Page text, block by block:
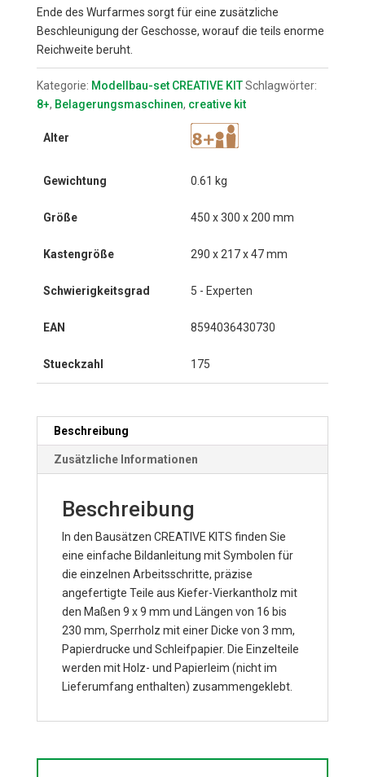
Ende des Wurfarmes sorgt für eine zusätzliche
Beschleunigung der Geschosse, worauf die teils enorme
Reichweite beruht.
Kategorie: Modellbau-set CREATIVE KIT Schlagwörter:
8+, Belagerungsmaschinen, creative kit
Alter
Gewichtung 0.61 kg
Größe 450 x 300 x 200 mm
Kastengröße 290 x 217 x 47 mm
Schwierigkeitsgrad 5 - Experten
EAN 8594036430730
Stueckzahl 175
Beschreibung
Zusätzliche Informationen
Beschreibung
In den Bausätzen CREATIVE KITS finden Sie
eine einfache Bildanleitung mit Symbolen für
die einzelnen Arbeitsschritte, präzise
angefertigte Teile aus Kiefer-Vierkantholz mit
den Maßen 9 x 9 mm und Längen von 16 bis
230 mm, Sperrholz mit einer Dicke von 3 mm,
Papierdrucke und Schleifpapier. Die Einzelteile
werden mit Holz- und Papierleim (nicht im
Lieferumfang enthalten) zusammengeklebt.